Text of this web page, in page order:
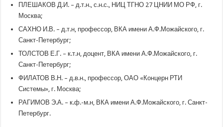
ПЛЕШАКОВ Д.И. – д.т.н., с.н.с., НИЦ ТГНО 27 ЦНИИ МО РФ, г.
Москва;
САХНО И.В. – д.т.н, профессор, ВКА имени А.Ф.Можайского, г.
Санкт-Петербург;
ТОЛСТОВ Е.Г. – к.т.н, доцент, ВКА имени А.Ф.Можайского, г.
Санкт-Петербург;
ФИЛАТОВ В.Н. – д.в.н., профессор, ОАО «Концерн РТИ
Системы», г. Москва;
РАГИМОВ Э.А. – к.ф.-м.н, ВКА имени А.Ф.Можайского, г. Санкт-
Петербург.